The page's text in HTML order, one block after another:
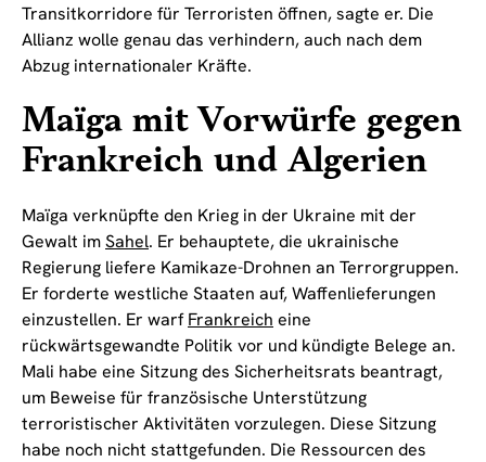
Transitkorridore für Terroristen öffnen, sagte er. Die
Allianz wolle genau das verhindern, auch nach dem
Abzug internationaler Kräfte.
Maïga mit Vorwürfe gegen
Frankreich und Algerien
Maïga verknüpfte den Krieg in der Ukraine mit der
Gewalt imSahel. Er behauptete, die ukrainische
Regierung liefere Kamikaze-Drohnen an Terrorgruppen.
Er forderte westliche Staaten auf, Waffenlieferungen
einzustellen. Er warfFrankreich eine
rückwärtsgewandte Politik vor und kündigte Belege an.
Mali habe eine Sitzung des Sicherheitsrats beantragt,
um Beweise für französische Unterstützung
terroristischer Aktivitäten vorzulegen. Diese Sitzung
habe noch nicht stattgefunden. Die Ressourcen des